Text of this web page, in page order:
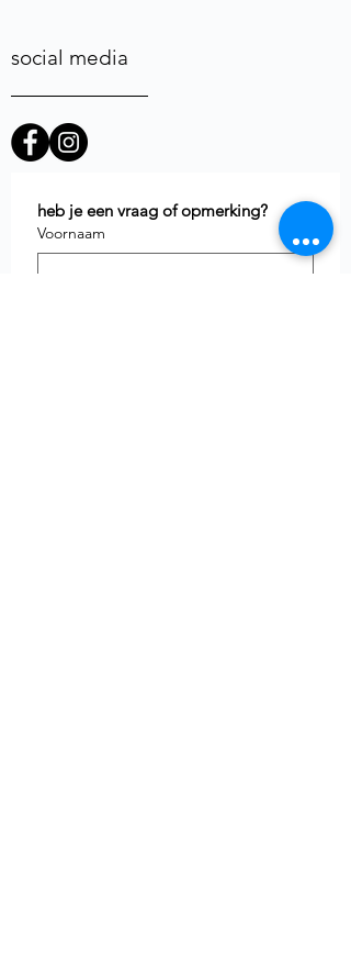
social media
heb je een vraag of opmerking?
Voornaam